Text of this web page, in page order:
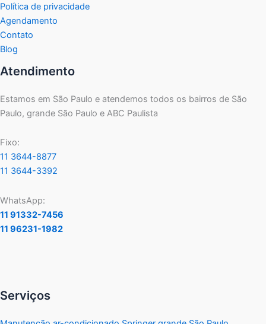
Política de privacidade
Agendamento
Contato
Blog
Atendimento
Estamos em São Paulo e atendemos todos os bairros de São
Paulo, grande São Paulo e ABC Paulista
Fixo:
11 3644-8877
11 3644-3392
WhatsApp:
11 91332-7456
11 96231-1982
Serviços